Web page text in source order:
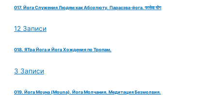
017. Йога Служения Людям как Абсолюту. Парасэва-йога. परसेवा योग
12 Записи
018. ЯТра Йога и Йога Хождения по Тропам.
3 Записи
019. Йога Моуна (Mouna). Йога Молчания. Медитация Безмолвия.